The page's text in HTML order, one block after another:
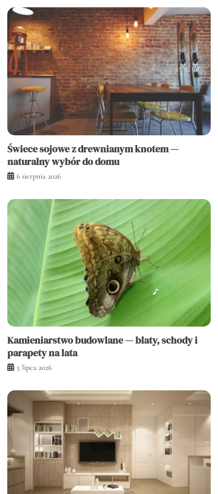
Świece sojowe z drewnianym knotem —
naturalny wybór do domu
6 sierpnia 2026
Kamieniarstwo budowlane — blaty, schody i
parapety na lata
5 lipca 2026